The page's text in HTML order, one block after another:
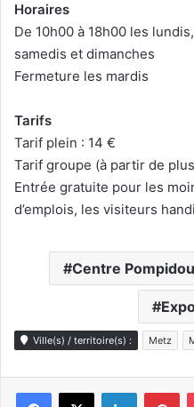
Horaires
De 10h00 à 18h00 les
samedis et dimanches
Fermeture les mardis
Tarifs
Tarif plein : 14 €
Tarif groupe (à partir de
Entrée gratuite pour les
d’emplois, les visiteurs
Centre
Ville(s) / territoire(s) : Metz
Linkedin